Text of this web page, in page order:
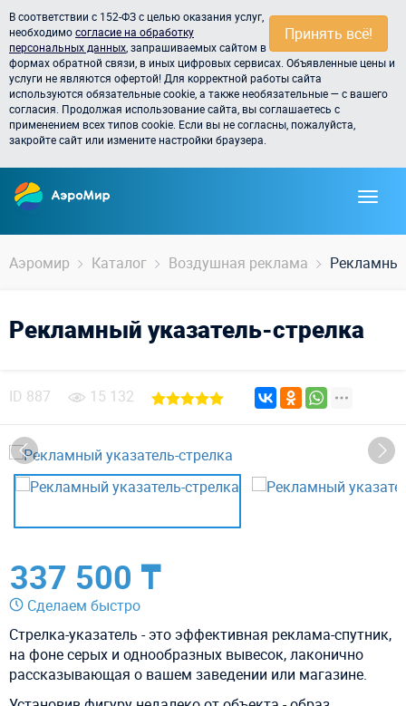
Принять всё!
В соответствии с 152-ФЗ с целью оказания услуг,
необходимосогласие на обработку
персональных данных , запрашиваемых сайтом в
формах обратной связи, в иных цифровых сервисах. Объявленные цены и
услуги не являются офертой! Для корректной работы сайта
используются обязательные cookie, а также необязательные — с вашего
согласия. Продолжая использование сайта, вы соглашаетесь с
применением всех типов cookie. Если вы не согласны, пожалуйста,
закройте сайт или измените настройки браузера.
Аэромир Каталог Воздушная реклама
Рекламный указатель-стрелка
ID 887 15 132
337 500 ₸
Сделаем быстро
Стрелка-указатель - это эффективная реклама-спутник,
на фоне серых и однообразных вывесок, лаконично
рассказывающая о вашем заведении или магазине.